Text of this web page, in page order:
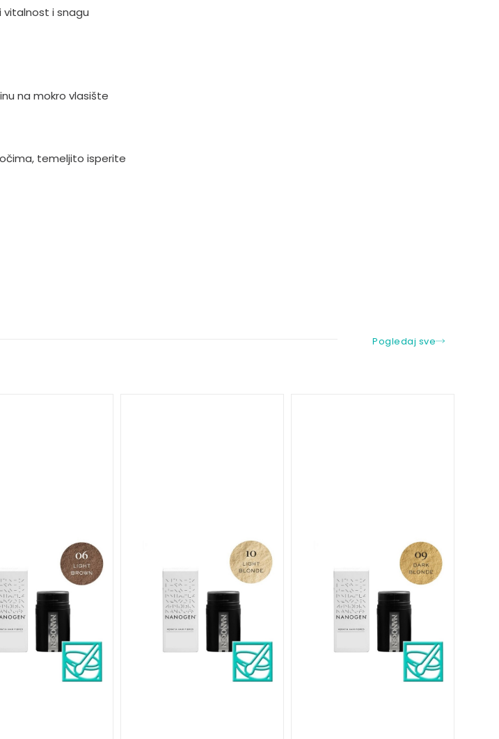
vitalnost i snagu
na mokro vlasište
temeljito isperite
Pogledaj sve